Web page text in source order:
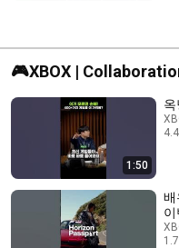
🎮XBOX |
1:50
배
이